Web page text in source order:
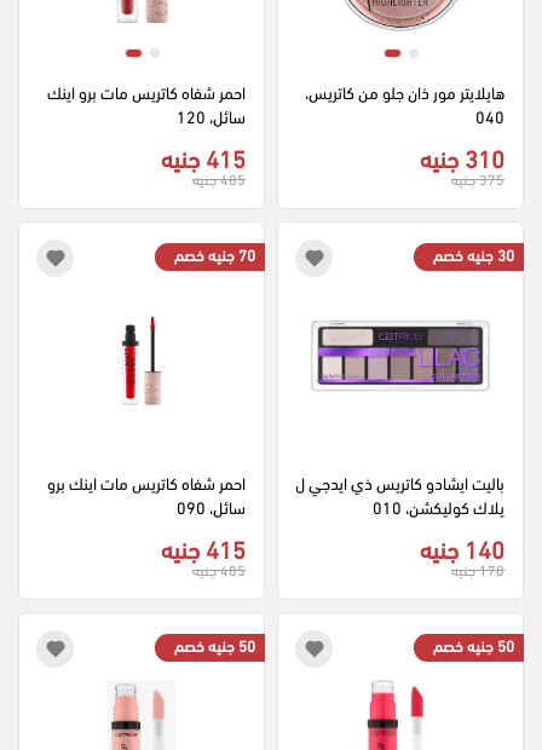
040
310 جنيه
375 جنيه
سائل، 120
415 جنيه
485 جنيه
30 جنيه خصم
باليت ايشادو كاتريس ذي ايدجي ل
يلاك كوليكشن، 010
140 جنيه
170 جنيه
70 جنيه خصم
سائل، 090
415 جنيه
485 جنيه
50 جنيه خصم 50 جنيه خصم